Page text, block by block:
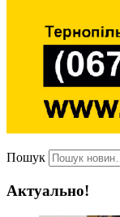
Пошук
Актуально!